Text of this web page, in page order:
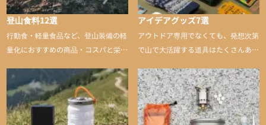
登山食料12選
行動食・軽量食品など、登山装備の軽
量化におすすめの商品・コスパと栄養
アイデアグッズ7選
アウトドア専用でなくても、発想次第
で山で大活躍する道具はたくさんあり
山に持ち込むと快適性や安心感をグッ
と引き上げてくれる――そんな意外性
のあるアイテムを紹介